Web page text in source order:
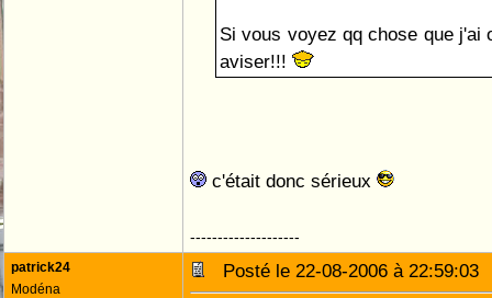
Si vous voyez qq chose que j'ai
aviser!!!
c'était donc sérieux
--------------------
patrick24
Modéna
Posté le 22-08-2006 à